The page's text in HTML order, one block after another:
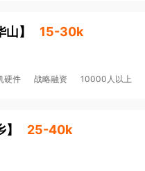
山】 15-30k
硬件 战略融资 10000人以上
】 25-40k